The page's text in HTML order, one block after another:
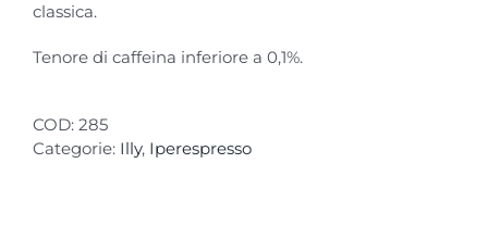
classica.
Tenore di caffeina inferiore a 0,1%.
COD: 285
Categorie: Illy, Iperespresso